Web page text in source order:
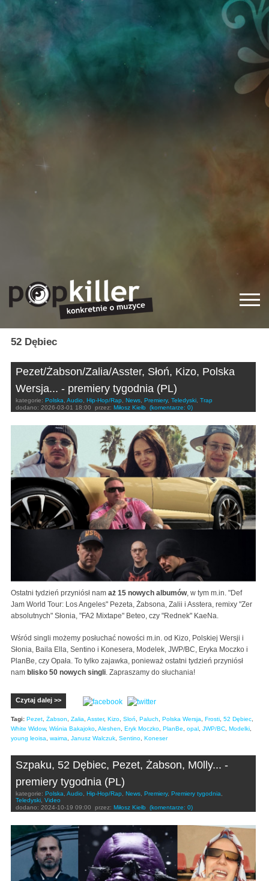
52 Dębiec
Pezet/Żabson/Zalia/Asster, Słoń, Kizo, Polska
Wersja... - premiery tygodnia (PL)
kategorie: Polska, Audio, Hip-Hop/Rap, News, Premiery, Teledyski, Trap
dodano: 2026-03-01 18:00 przez: Miłosz Kiełb (komentarze: 0)
Ostatni tydzień przyniósł nam aż 15 nowych albumów, w tym m.in. "Def
Jam World Tour: Los Angeles" Pezeta, Żabsona, Zalii i Asstera, remixy "Zer
absolutnych" Słonia, "FA2 Mixtape" Beteo, czy "Rednek" KaeNa.
Wśród singli możemy posłuchać nowości m.in. od Kizo, Polskiej Wersji i
Słonia, Baila Ella, Sentino i Konesera, Modelek, JWP/BC, Eryka Moczko i
PlanBe, czy Opała. To tylko zajawka, ponieważ ostatni tydzień przyniósł
nam blisko 50 nowych singli. Zapraszamy do słuchania!
Czytaj dalej >>
Tagi: Pezet, Żabson, Zalia, Asster, Kizo, Sloń, Paluch, Polska Wersja, Frosti, 52 Dębiec,
White Widow, Wiśnia Bakajoko, Aleshen, Eryk Moczko, PlanBe, opal, JWP/BC, Modelki,
young leoisa, waima, Janusz Walczuk, Sentino, Koneser
Szpaku, 52 Dębiec, Pezet, Żabson, M0lly... -
premiery tygodnia (PL)
kategorie: Polska, Audio, Hip-Hop/Rap, News, Premiery, Premiery tygodnia,
Teledyski, Video
dodano: 2024-10-19 09:00 przez: Miłosz Kiełb (komentarze: 0)